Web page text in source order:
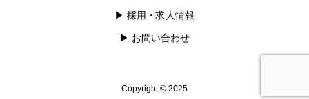
▶︎ 採用・求人情報
▶︎ お問い合わせ
Copyright © 2025